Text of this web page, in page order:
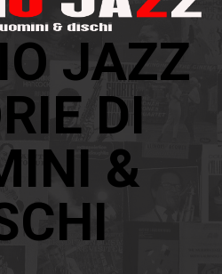
JAZZ
DI
&